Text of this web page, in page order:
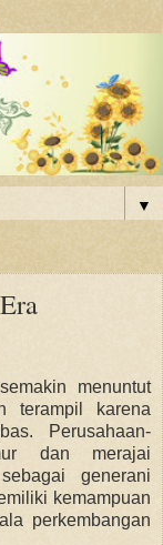
▼
menuntut
terampil karena
Perusahaan-
dan merajai
generani
kemampuan
perkembangan